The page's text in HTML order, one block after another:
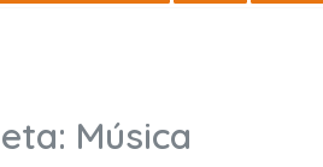
Música